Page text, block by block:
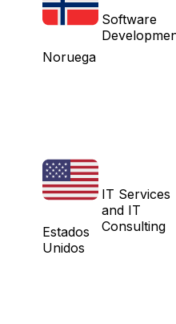
Noruega
Software
Estados
Unidos
IT Services
and IT
Consulting